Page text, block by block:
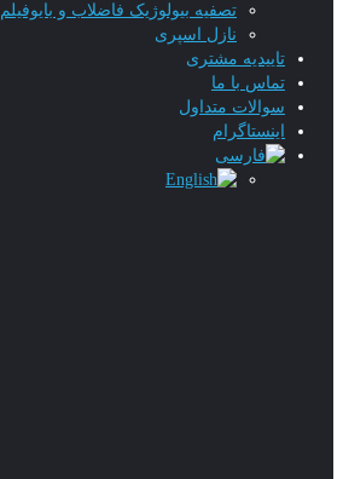
تصفیه بیولوژیک فاضلاب و بایوفیلم
نازل اسپری
تاییدیه‌ مشتری
تماس با ما
سوالات متداول
اینستاگرام